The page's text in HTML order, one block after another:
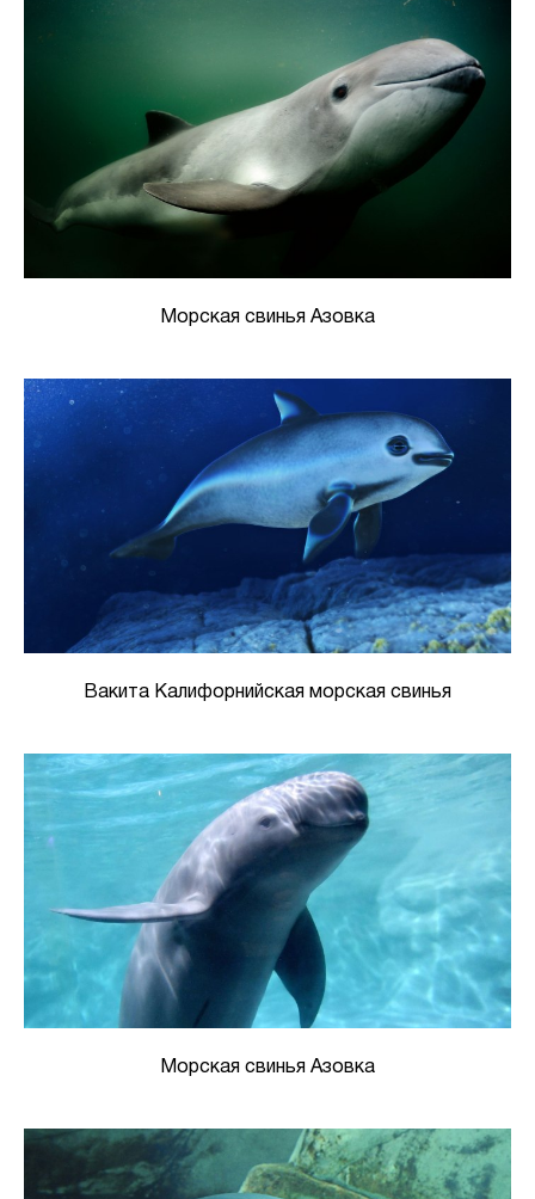
Морская свинья Азовка
Вакита Калифорнийская морская свинья
Морская свинья Азовка